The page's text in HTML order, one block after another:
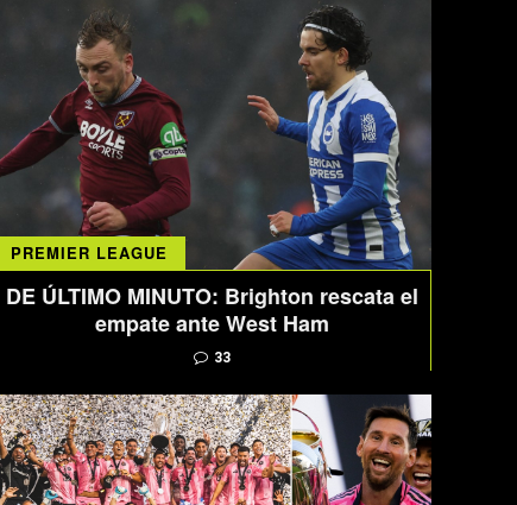
PREMIER LEAGUE
DE ÚLTIMO MINUTO: Brighton rescata el
empate ante West Ham
33